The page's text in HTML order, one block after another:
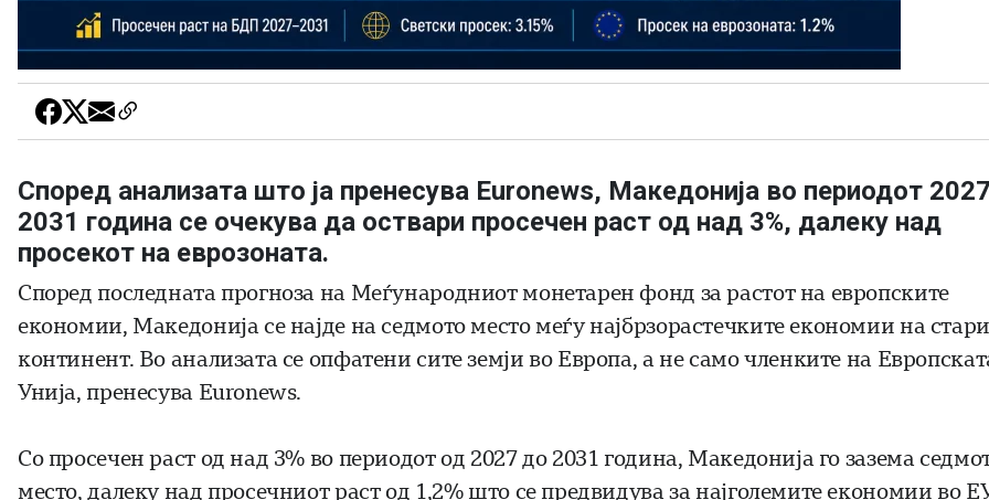
Според анализата што ја пренесува Euronews, Македонија во периодот
2031 година се очекува да оствари просечен раст од над 3%, далеку над
просекот на еврозоната.
Според последната прогноза на Меѓународниот монетарен фонд за растот на европските
економии, Македонија се најде на седмото место меѓу најбрзорастечките економии на
континент. Во анализата се опфатени сите земји во Европа, а не само членките на
Унија, пренесува Euronews.
Со просечен раст од над 3% во периодот од 2027 до 2031 година, Македонија го зазема
место, далеку над просечниот раст од 1,2% што се предвидува за најголемите економии во